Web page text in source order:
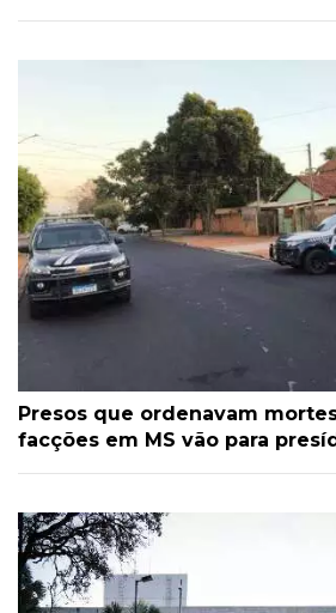
Presos que ordenavam
facções em MS vão para